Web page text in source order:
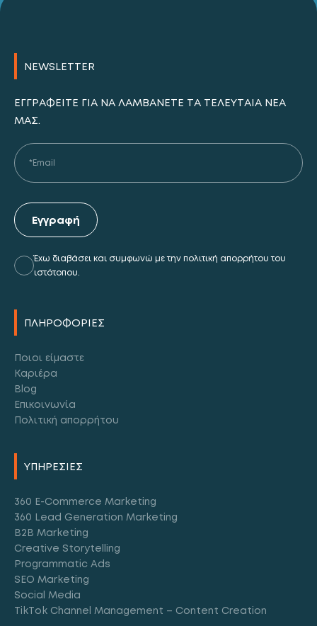
NEWSLETTER
ΕΓΓΡΑΦΕΊΤΕ ΓΙΑ ΝΑ ΛΑΜΒΆΝΕΤΕ ΤΑ ΤΕΛΕΥΤΑΊΑ ΝΈΑ
ΜΑΣ.
Εγγραφή
Έχω διαβάσει και συμφωνώ με την πολιτική απορρήτου του
ιστότοπου.
Alternative:
ΠΛΗΡΟΦΟΡΙΕΣ
Ποιοι είμαστε
Καριέρα
Blog
Επικοινωνία
Πολιτική απορρήτου
ΥΠΗΡΕΣΙΕΣ
360 E-Commerce Marketing
360 Lead Generation Marketing
B2B Marketing
Creative Storytelling
Programmatic Ads
SEO Marketing
Social Media
TikTok Channel Management – Content Creation